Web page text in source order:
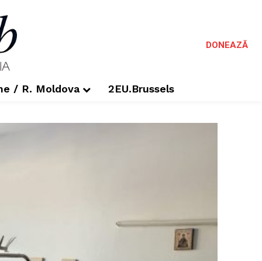
DONEAZĂ
/ R. Moldova 2EU.Brussels